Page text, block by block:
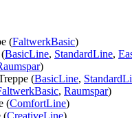
(FaltwerkBasic)
BasicLine, StandardLine,
)
(BasicLine,
, Raumspar)
(ComfortLine)
(CreativeLine)